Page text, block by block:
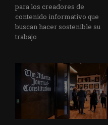
para los creadores de
contenido informativo que
buscan hacer sostenible su
trabajo